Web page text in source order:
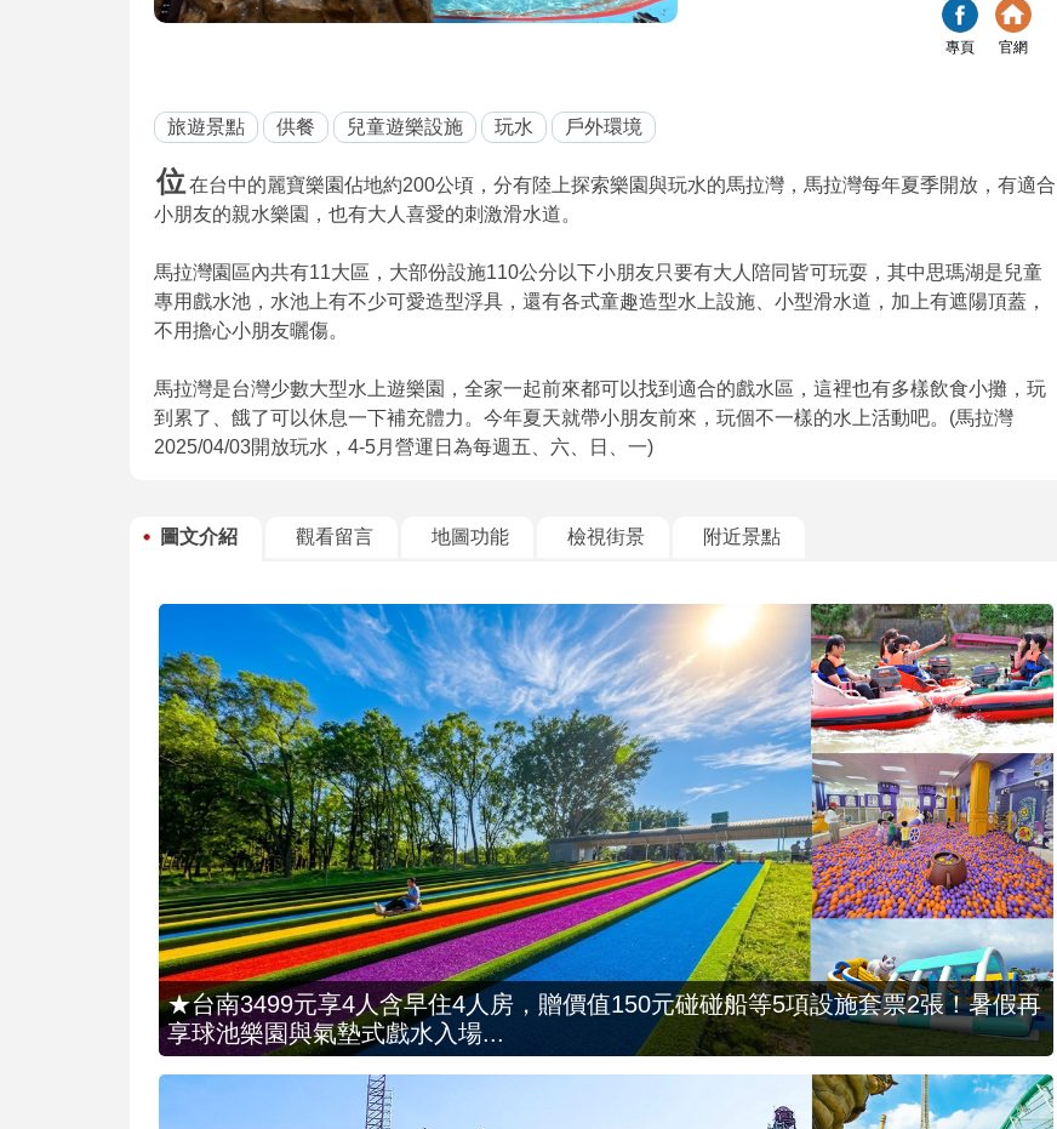
專頁 官網
旅遊景點 供餐 兒童遊樂設施 玩水 戶外環境
位 在台中的麗寶樂園佔地約200公頃，分有陸上探索樂園與玩水的馬拉灣，馬拉灣每年夏季開放，有適合
小朋友的親水樂園，也有大人喜愛的刺激滑水道。
馬拉灣園區內共有11大區，大部份設施110公分以下小朋友只要有大人陪同皆可玩耍，其中思瑪湖是兒童
專用戲水池，水池上有不少可愛造型浮具，還有各式童趣造型水上設施、小型滑水道，加上有遮陽頂蓋，
不用擔心小朋友曬傷。
馬拉灣是台灣少數大型水上遊樂園，全家一起前來都可以找到適合的戲水區，這裡也有多樣飲食小攤，玩
到累了、餓了可以休息一下補充體力。今年夏天就帶小朋友前來，玩個不一樣的水上活動吧。(馬拉灣
2025/04/03開放玩水，4-5月營運日為每週五、六、日、一)
圖文介紹 觀看留言 地圖功能 檢視街景 附近景點
★台南3499元享4人含早住4人房，贈價值150元碰碰船等5項設施套票2張！暑假再
享球池樂園與氣墊式戲水入場...